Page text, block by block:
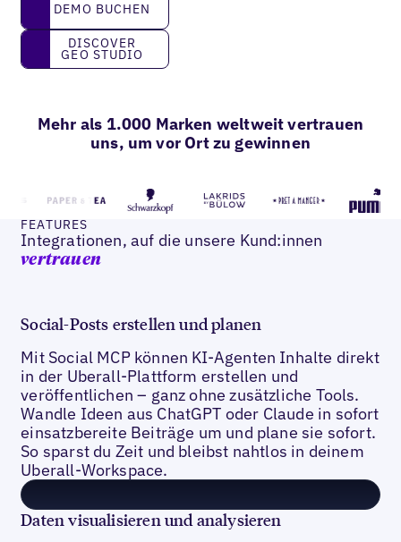
DEMO BUCHEN
DEMO BUCHEN
Discover GEO Studio
DISCOVER
GEO STUDIO
Mehr als 1.000 Marken weltweit vertrauen
uns, um vor Ort zu gewinnen
FEATURES
Integrationen, auf die unsere Kund:innen
vertrauen
Social-Posts erstellen und planen
Mit Social MCP können KI-Agenten Inhalte direkt
in der Uberall-Plattform erstellen und
veröffentlichen – ganz ohne zusätzliche Tools.
Wandle Ideen aus ChatGPT oder Claude in sofort
einsatzbereite Beiträge um und plane sie sofort.
So sparst du Zeit und bleibst nahtlos in deinem
Uberall-Workspace.
Daten visualisieren und analysieren